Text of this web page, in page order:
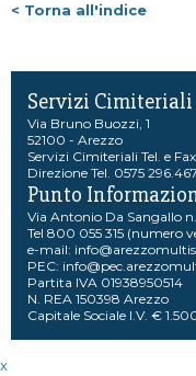
< Torna all'indice
Servizi Cimiteriali
Via Bruno Buozzi, 1
52100 - Arezzo
Servizi Cimiteriali Tel. e
Direzione Tel. 0575 296.467
Punto
Via Antonio Da Sangallo
Tel 800 055 315 (numero
e-mail:
PEC:
Partita IVA 01938950514
N. REA 150398 Arezzo
Capitale Sociale I.V. €
x